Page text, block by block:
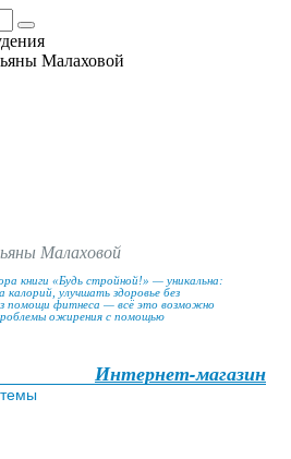
Малаховой
Малаховой
книги «Будь стройной!» — уникальна:
калорий, улучшать здоровье без
помощи фитнеса — всё это возможно
ожирения с помощью
Интернет-магазин